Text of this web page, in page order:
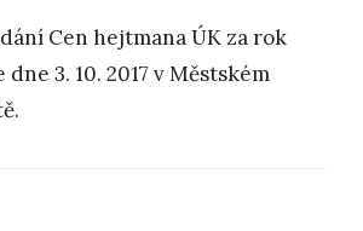
Cen hejtmana ÚK za rok
3. 10. 2017 v Městském